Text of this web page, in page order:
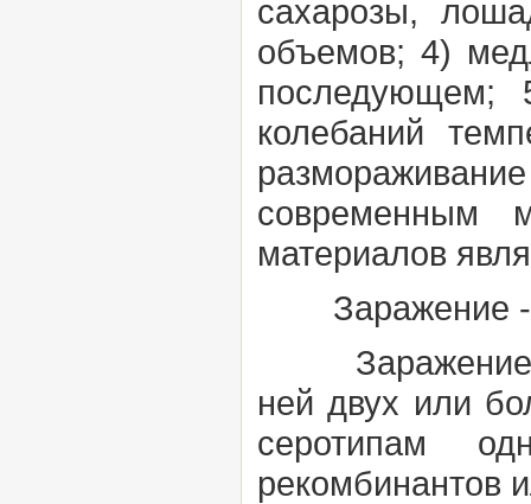
сахарозы,
объемов; 4)
колебаний
современным
материалов
Заражение
ней двух или
серотипам
рекомбинантов